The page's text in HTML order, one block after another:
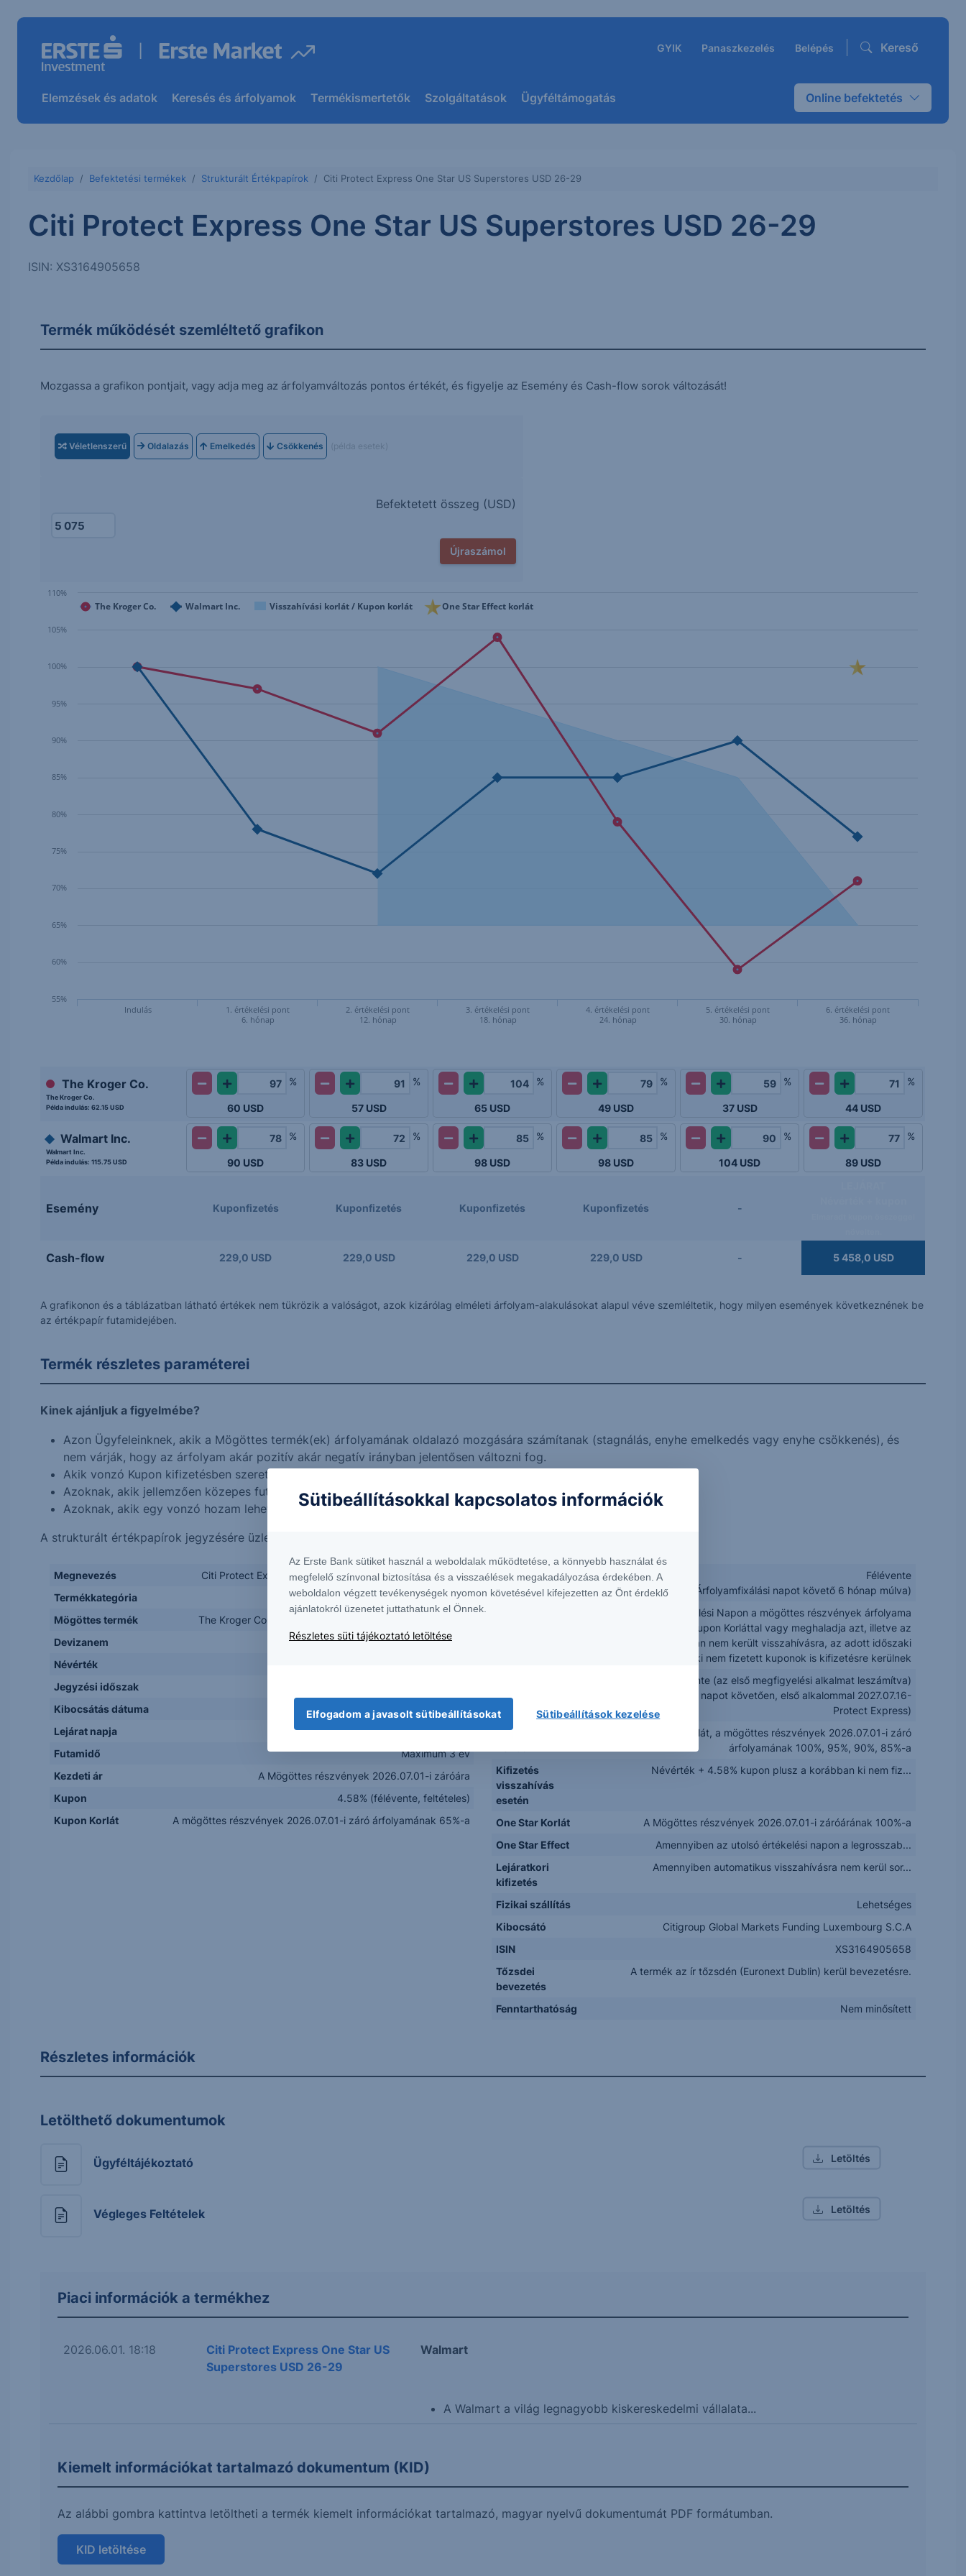
GYIK Panaszkezelés Belépés Kereső
Elemzések és adatok Keresés és árfolyamok Termékismertetők Szolgáltatások Ügyféltámogatás Online befektetés
Kezdőlap Befektetési termékek Strukturált Értékpapírok Citi Protect Express One Star US Superstores USD 26-29
Citi Protect Express One Star US Superstores USD 26-29
ISIN: XS3164905658
Termék működését szemléltető grafikon
Mozgassa a grafikon pontjait, vagy adja meg az árfolyamváltozás pontos értékét, és figyelje az Esemény és Cash-flow sorok változását!
Véletlenszerű Oldalazás Emelkedés Csökkenés (példa esetek)
Befektetett összeg (USD)
Újraszámol
The Kroger Co. Walmart Inc. Visszahívási korlát / Kupon korlát One Star Effect korlát
Indulás
1. értékelési pont
6. hónap
2. értékelési pont
12. hónap
3. értékelési pont
18. hónap
4. értékelési pont
24. hónap
5. értékelési pont
30. hónap
6. értékelési pont
36. hónap
60%
70%
80%
90%
100%
110%
55%
65%
75%
85%
95%
105%
The Kroger Co.
The Kroger Co.
Példa indulás:62.15 USD
%
60 USD
%
57 USD
%
65 USD
%
49 USD
%
37 USD
%
44 USD
Walmart Inc.
Walmart Inc.
Példa indulás:115.75 USD
%
90 USD
%
83 USD
%
98 USD
%
98 USD
%
104 USD
%
89 USD
Esemény Kuponfizetés Kuponfizetés Kuponfizetés Kuponfizetés -
Cash-flow 229,0 USD 229,0 USD 229,0 USD 229,0 USD - 5 458,0 USD
A grafikonon és a táblázatban látható értékek nem tükrözik a valóságot, azok kizárólag elméleti árfolyam-alakulásokat alapul véve szemléltetik, hogy milyen események következnének be
az értékpapír futamidejében.
Termék részletes paraméterei
Kinek ajánljuk a figyelmébe?
Azon Ügyfeleinknek, akik a Mögöttes termék(ek) árfolyamának oldalazó mozgására számítanak (stagnálás, enyhe emelkedés vagy enyhe csökkenés), és
nem várják, hogy az árfolyam akár pozitív akár negatív irányban jelentősen változni fog.
Akik vonzó Kupon kifizetésben szeretnének részesülni, a futamidő alatt akár több alkalommal is.
Azoknak, akik jellemzően közepes futamidejű, attraktív befektetési lehetőséget keresnek.
Azoknak, akik egy vonzó hozam lehetősége érdekében hajlandóak lemondani a tőkevédelemről.
A strukturált értékpapírok jegyzésére üzletkötőinknél, NetBrokerben illetve George-ban van lehetőség.
Megnevezés
Citi Protect Express One Star US Superstores USD 26-29
Termékkategória
Protect Express
Mögöttes termék
The Kroger Co. (US5010441013)Walmart Inc. (US93114...
Devizanem
USD
Névérték
Jegyzési időszak
Kibocsátás dátuma
2026.07.15.
Lejárat napja
2029.07.17.
Futamidő
Maximum 3 év
Kezdeti ár
A Mögöttes részvények 2026.07.01-i záróára
Kupon
4.58% (félévente, feltételes)
Kupon Korlát
A mögöttes részvények 2026.07.01-i záró árfolyamának 65%-a
Értékelési
napok
Félévente
(első megfigyelés az Árfolyamfixálási napot követő 6 hónap múlva)
Amennyiben egy Értékelési Napon a mögöttes részvények árfolyama
egyenlő a vonatkozó Kupon Korláttal vagy meghaladja azt, illetve az
Értékpapír korábban nem került visszahívásra, az adott időszaki
mellett a korábban ki nem fizetett kuponok is kifizetésre kerülnek
visszahívás
Félévente (az első megfigyelési alkalmat leszámítva)
(az adott Értékelési napot követően, első alkalommal 2027.07.16-
Protect Express)
Visszahívási
Félévente csökkenő korlát, a mögöttes részvények 2026.07.01-i záró
árfolyamának 100%, 95%, 90%, 85%-a
Kifizetés
visszahívás
esetén
Névérték + 4.58% kupon plusz a korábban ki nem fiz...
One Star Korlát
A Mögöttes részvények 2026.07.01-i záróárának 100%-a
One Star Effect
Amennyiben az utolsó értékelési napon a legrosszab...
Lejáratkori
kifizetés
Amennyiben automatikus visszahívásra nem kerül sor...
Fizikai szállítás
Lehetséges
Kibocsátó
Citigroup Global Markets Funding Luxembourg S.C.A
ISIN
XS3164905658
Tőzsdei
bevezetés
A termék az ír tőzsdén (Euronext Dublin) kerül bevezetésre.
Fenntarthatóság Nem minősített
Részletes információk
Letölthető dokumentumok
Ügyféltájékoztató Letöltés
Végleges Feltételek Letöltés
Piaci információk a termékhez
2026.06.01. 18:18
Citi Protect Express One Star US
Superstores USD 26-29
Walmart
A Walmart a világ legnagyobb kiskereskedelmi vállalata...
Kiemelt információkat tartalmazó dokumentum (KID)
Az alábbi gombra kattintva letöltheti a termék kiemelt információkat tartalmazó, magyar nyelvű dokumentumát PDF formátumban.
KID letöltése
Sütibeállításokkal kapcsolatos információk
Az Erste Bank sütiket használ a weboldalak működtetése, a könnyebb használat és
megfelelő színvonal biztosítása és a visszaélések megakadályozása érdekében. A
weboldalon végzett tevékenységek nyomon követésével kifejezetten az Önt érdeklő
ajánlatokról üzenetet juttathatunk el Önnek.
Részletes süti tájékoztató letöltése
Elfogadom a javasolt sütibeállításokat Sütibeállítások kezelése